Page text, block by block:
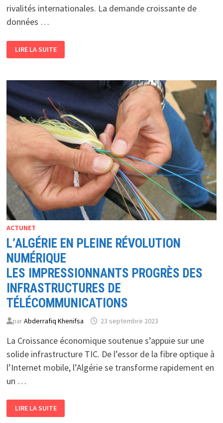
rivalités internationales. La demande croissante de
données …
INFRASTRUCTURES
NUMÉRIQUES
ET
LA
GÉOPOLITIQUE
DES
CÂBLES
SOUS-
MARINS
LIRE LA SUITE
ACTUNET
L’ALGÉRIE EN PLEINE RÉVOLUTION
NUMÉRIQUE
LES IMPRESSIONNANTS PROGRÈS DES
INFRASTRUCTURES DE
TÉLÉCOMMUNICATIONS
parAbderrafiq Khenifsa 23 septembre 2023
La Croissance économique soutenue s’appuie sur une
solide infrastructure TIC. De l’essor de la fibre optique à
l’Internet mobile, l’Algérie se transforme rapidement en
un …
L’ALGÉRIE
EN
PLEINE
LIRE LA SUITE